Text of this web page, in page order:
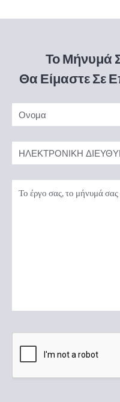
Το Μήνυμά
Θα Είμαστε Σε